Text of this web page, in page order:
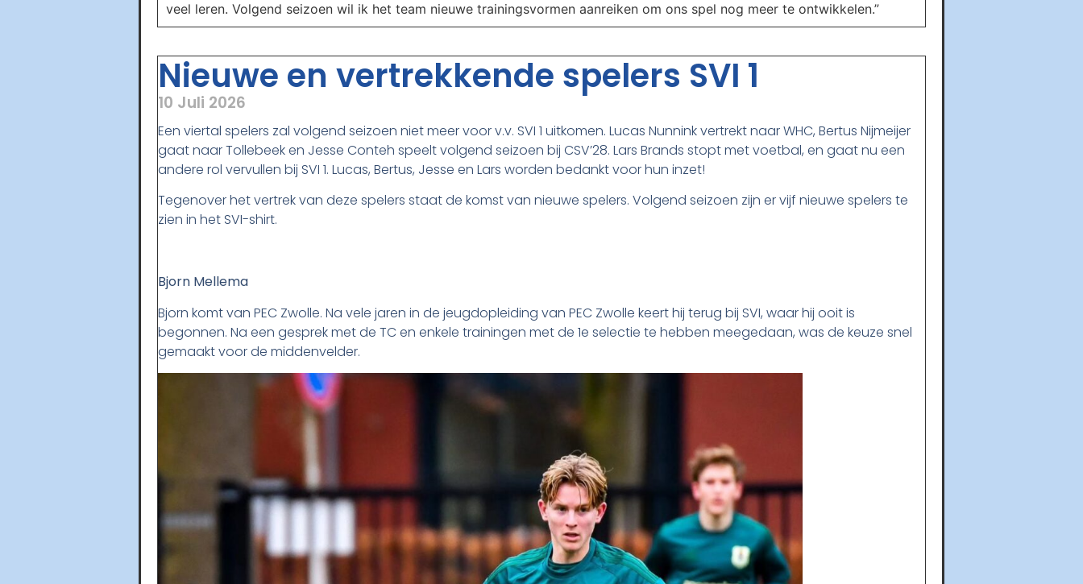
veel leren. Volgend seizoen wil ik het team nieuwe trainingsvormen aanreiken om ons spel nog meer te ontwikkelen.”
Nieuwe en vertrekkende spelers SVI 1
10 Juli 2026
Een viertal spelers zal volgend seizoen niet meer voor v.v. SVI 1 uitkomen. Lucas Nunnink vertrekt naar WHC, Bertus Nijmeijer
gaat naar Tollebeek en Jesse Conteh speelt volgend seizoen bij CSV’28. Lars Brands stopt met voetbal, en gaat nu een
andere rol vervullen bij SVI 1. Lucas, Bertus, Jesse en Lars worden bedankt voor hun inzet!
Tegenover het vertrek van deze spelers staat de komst van nieuwe spelers. Volgend seizoen zijn er vijf nieuwe spelers te
zien in het SVI-shirt.
Bjorn Mellema
Bjorn komt van PEC Zwolle. Na vele jaren in de jeugdopleiding van PEC Zwolle keert hij terug bij SVI, waar hij ooit is
begonnen. Na een gesprek met de TC en enkele trainingen met de 1e selectie te hebben meegedaan, was de keuze snel
gemaakt voor de middenvelder.